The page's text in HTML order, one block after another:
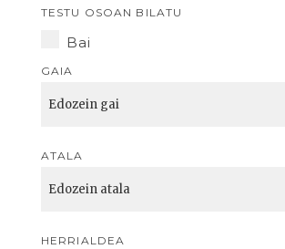
TESTU OSOAN BILATU
Bai
GAIA
ATALA
HERRIALDEA